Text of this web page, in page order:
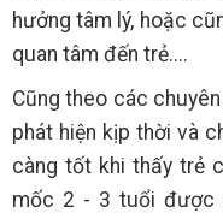
hưởng tâm lý, hoặc
quan tâm đến trẻ....
Cũng theo các
phát hiện kịp thời và
càng tốt khi thấy trẻ
mốc 2 - 3 tuổi được